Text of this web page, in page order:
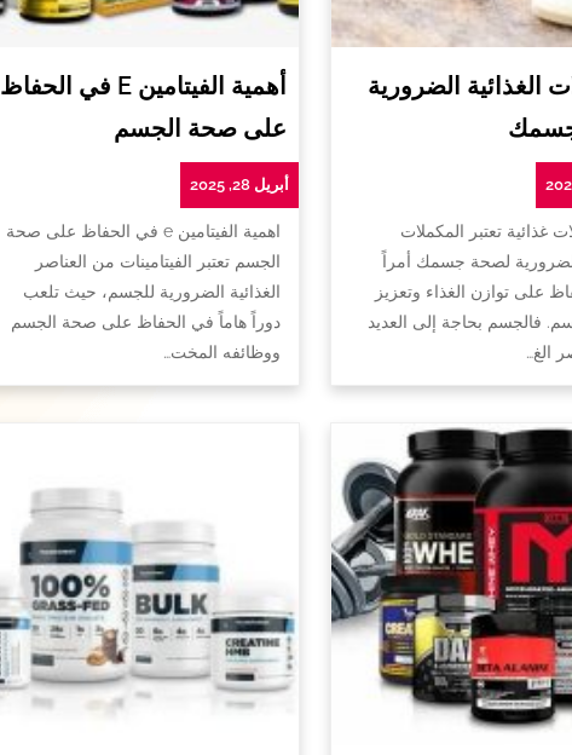
الغذائية الضرورية
غذائية تعتبر المكملات
الضرورية لصحة جسمك أمراً
على توازن الغذاء وتعزيز
فالجسم بحاجة إلى العديد
الغ…
أهمية الفيتامين E في الحفاظ
على صحة الجسم
أبريل 28, 2025
اهمية الفيتامين e في الحفاظ على صحة
الجسم تعتبر الفيتامينات من العناصر
الغذائية الضرورية للجسم، حيث تلعب
دوراً هاماً في الحفاظ على صحة الجسم
ووظائفه المخت…